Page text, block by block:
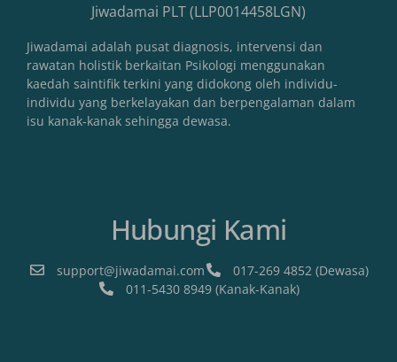
Jiwadamai PLT (LLP0014458LGN)
Jiwadamai adalah pusat diagnosis, intervensi dan
rawatan holistik berkaitan Psikologi menggunakan
kaedah saintifik terkini yang didokong oleh individu-
individu yang berkelayakan dan berpengalaman dalam
isu kanak-kanak sehingga dewasa.
Hubungi Kami
support@jiwadamai.com
017-269 4852 (Dewasa)
011-5430 8949 (Kanak-Kanak)